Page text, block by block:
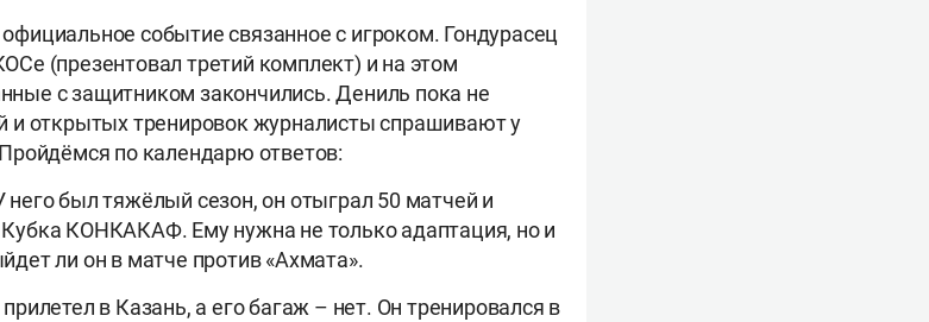
событие связанное с игроком. Гондурасец
(презентовал третий комплект) и на этом
с защитником закончились. Дениль пока не
и открытых тренировок журналисты спрашивают у
по календарю ответов:
него был тяжёлый сезон, он отыграл 50 матчей и
КОНКАКАФ. Ему нужна не только адаптация, но и
ли он в матче против «Ахмата».
прилетел в Казань, а его багаж – нет. Он тренировался в